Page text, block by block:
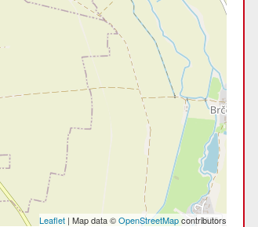
Leaflet | Map data ©OpenStreetMapcontributors